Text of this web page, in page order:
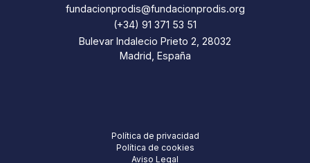
fundacionprodis@fundacionprodis.org
(+34) 91 371 53 51
Bulevar Indalecio Prieto 2, 28032
Madrid, España
Política de privacidad
Política de cookies
Aviso Legal